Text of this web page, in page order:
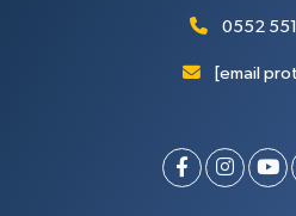
0552
[email